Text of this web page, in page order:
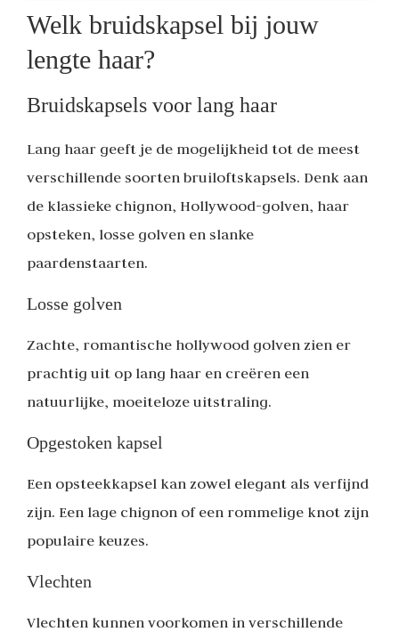
Welk bruidskapsel bij jouw
lengte haar?
Bruidskapsels voor lang haar
Lang haar geeft je de mogelijkheid tot de meest
verschillende soorten bruiloftskapsels. Denk aan
de klassieke chignon, Hollywood-golven, haar
opsteken, losse golven en slanke
paardenstaarten.
Losse golven
Zachte, romantische hollywood golven zien er
prachtig uit op lang haar en creëren een
natuurlijke, moeiteloze uitstraling.
Opgestoken kapsel
Een opsteekkapsel kan zowel elegant als verfijnd
zijn. Een lage chignon of een rommelige knot zijn
populaire keuzes.
Vlechten
Vlechten kunnen voorkomen in verschillende